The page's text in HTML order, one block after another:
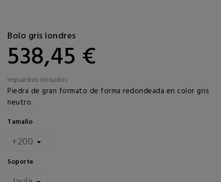
Bolo gris londres
538,45 €
Impuestos incluidos
Piedra de gran formato de forma redondeada en color gris
neutro.
Tamaño
Soporte